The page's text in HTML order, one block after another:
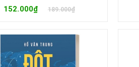
152.000₫ 189.000₫